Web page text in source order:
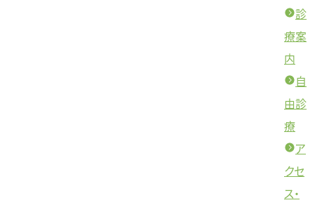
診
療案
内
自
由診
療
ア
クセ
ス・